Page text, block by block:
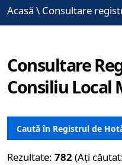
Acasă \ Consultare
Consultare
Consiliu Local
Caută în Registrul de
Rezultate: 782 (Ați